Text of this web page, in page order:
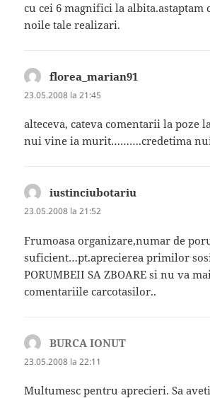
cu cei 6 magnifici la albita.astaptam
noile tale realizari.
florea_marian91
23.05.2008 la 21:45
alteceva, cateva comentarii la poze
nui vine ia murit……….credetima
iustinciubotariu
23.05.2008 la 21:52
Frumoasa organizare,numar de
suficient…pt.aprecierea primilor
PORUMBEII SA ZBOARE si nu va
comentariile carcotasilor..
BURCA IONUT
23.05.2008 la 22:11
Multumesc pentru aprecieri. Sa aveti